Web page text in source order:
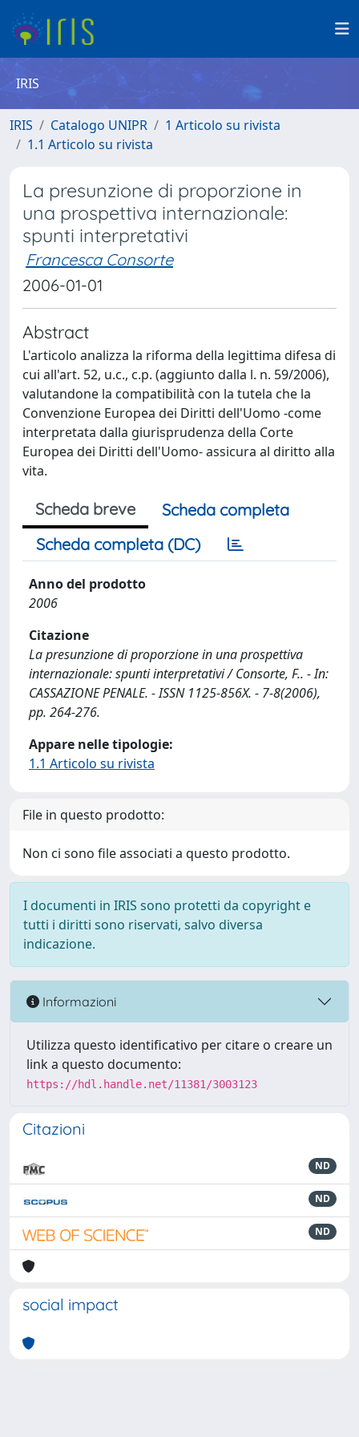
IRIS
IRIS Catalogo UNIPR
1 Articolo su rivista
1.1 Articolo su rivista
La presunzione di proporzione in
una prospettiva internazionale:
spunti interpretativi
Francesca Consorte
2006-01-01
Abstract
L'articolo analizza la riforma della legittima difesa di
cui all'art. 52, u.c., c.p. (aggiunto dalla l. n. 59/2006),
valutandone la compatibilità con la tutela che la
Convenzione Europea dei Diritti dell'Uomo -come
interpretata dalla giurisprudenza della Corte
Europea dei Diritti dell'Uomo- assicura al diritto alla
vita.
Scheda breve
Scheda completa
Scheda completa (DC)
Anno del prodotto
2006
Citazione
La presunzione di proporzione in una prospettiva
internazionale: spunti interpretativi / Consorte, F.. - In:
CASSAZIONE PENALE. - ISSN 1125-856X. - 7-8(2006),
pp. 264-276.
Appare nelle tipologie:
1.1 Articolo su rivista
File in questo prodotto:
Non ci sono file associati a questo prodotto.
I documenti in IRIS sono protetti da copyright e
tutti i diritti sono riservati, salvo diversa
indicazione.
Informazioni
Utilizza questo identificativo per citare o creare un
link a questo documento:
https://hdl.handle.net/11381/3003123
Citazioni
ND
ND
ND
social impact